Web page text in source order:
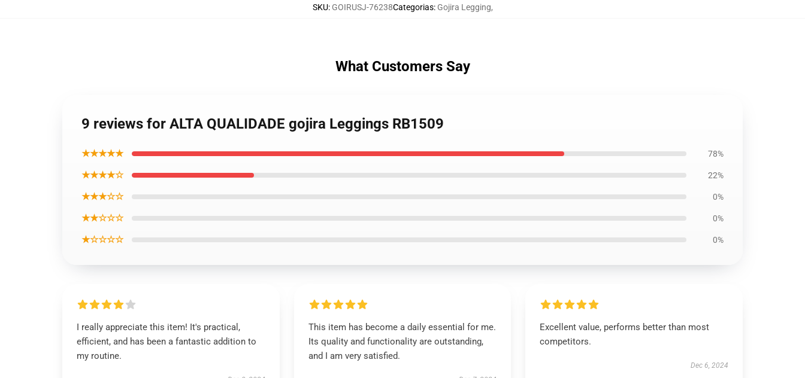
SKU: GOIRUSJ-76238Categorias: Gojira Legging,
What Customers Say
9 reviews for ALTA QUALIDADE gojira Leggings RB1509
★★★★★ 78%
★★★★☆ 22%
★★★☆☆ 0%
★★☆☆☆ 0%
★☆☆☆☆ 0%
I really appreciate this item! It's practical,
efficient, and has been a fantastic addition to
my routine.
This item has become a daily essential for me.
Its quality and functionality are outstanding,
and I am very satisfied.
Excellent value, performs better than most
competitors.
Dec 6, 2024